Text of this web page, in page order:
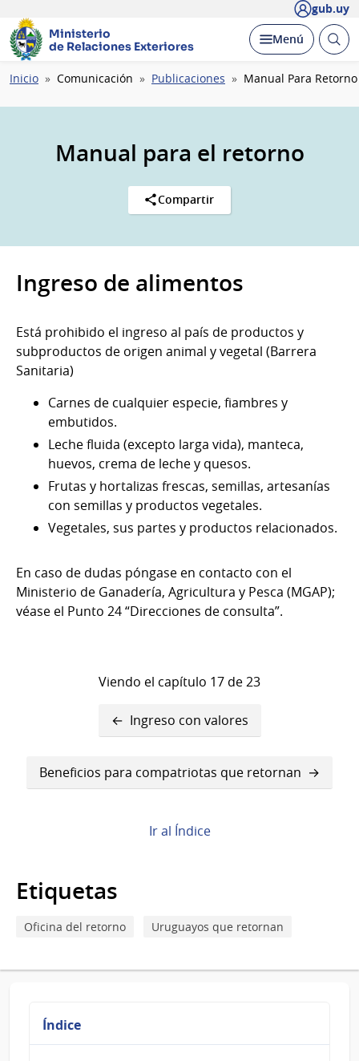
gub.uy
Ministerio
de Relaciones Exteriores
Desplegar
Menú Abrir
Ruta
navegación
Inicio Comunicación Publicaciones Manual Para Retorno
Manual para el retorno
Compartir
Ingreso de alimentos
Está prohibido el ingreso al país de productos y
subproductos de origen animal y vegetal (Barrera
Sanitaria)
Carnes de cualquier especie, fiambres y
embutidos.
Leche fluida (excepto larga vida), manteca,
huevos, crema de leche y quesos.
Frutas y hortalizas frescas, semillas, artesanías
con semillas y productos vegetales.
Vegetales, sus partes y productos relacionados.
En caso de dudas póngase en contacto con el
Ministerio de Ganadería, Agricultura y Pesca (MGAP);
véase el Punto 24 “Direcciones de consulta”.
Viendo el capítulo 17 de 23
transversales
de
de
alimentos
Ingreso con valores
Beneficios para compatriotas que retornan
Ir al Índice
Etiquetas
Oficina del retorno Uruguayos que retornan
Índice